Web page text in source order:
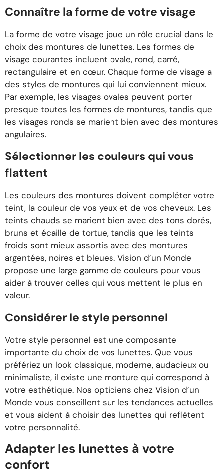
Connaître la forme de votre visage
La forme de votre visage joue un rôle crucial dans le
choix des montures de lunettes. Les formes de
visage courantes incluent ovale, rond, carré,
rectangulaire et en cœur. Chaque forme de visage a
des styles de montures qui lui conviennent mieux.
Par exemple, les visages ovales peuvent porter
presque toutes les formes de montures, tandis que
les visages ronds se marient bien avec des montures
angulaires.
Sélectionner les couleurs qui vous
flattent
Les couleurs des montures doivent compléter votre
teint, la couleur de vos yeux et de vos cheveux. Les
teints chauds se marient bien avec des tons dorés,
bruns et écaille de tortue, tandis que les teints
froids sont mieux assortis avec des montures
argentées, noires et bleues. Vision d’un Monde
propose une large gamme de couleurs pour vous
aider à trouver celles qui vous mettent le plus en
valeur.
Considérer le style personnel
Votre style personnel est une composante
importante du choix de vos lunettes. Que vous
préfériez un look classique, moderne, audacieux ou
minimaliste, il existe une monture qui correspond à
votre esthétique. Nos opticiens chez Vision d’un
Monde vous conseillent sur les tendances actuelles
et vous aident à choisir des lunettes qui reflètent
votre personnalité.
Adapter les lunettes à votre
confort